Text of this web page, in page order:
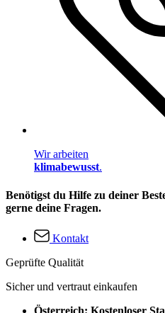
Wir arbeiten
klimabewusst.
Benötigst du Hilfe zu deiner
gerne deine Fragen.
Kontakt
Geprüfte Qualität
Sicher und vertraut einkaufen
Österreich: Kostenloser